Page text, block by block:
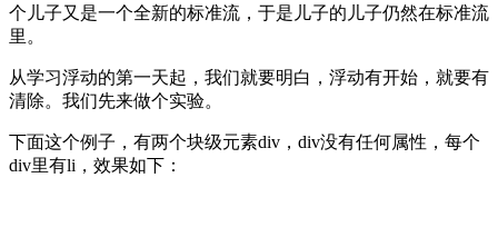
个儿子又是一个全新的标准流，于是儿子的儿子仍然在标准流
里。
从学习浮动的第一天起，我们就要明白，浮动有开始，就要有
清除。我们先来做个实验。
下面这个例子，有两个块级元素div，div没有任何属性，每个
div里有li，效果如下：